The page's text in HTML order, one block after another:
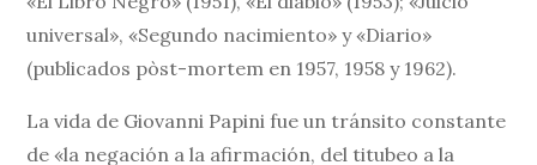
universal», «Segundo nacimiento» y «Diario»
(publicados pòst-mortem en 1957, 1958 y 1962).
La vida de Giovanni Papini fue un tránsito constante
de «la negación a la afirmación, del titubeo a la